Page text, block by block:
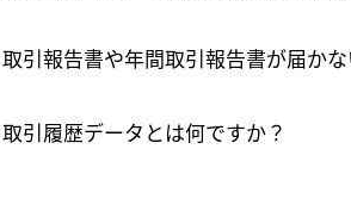
取引報告書や年間取引報告書が届か
取引履歴データとは何ですか？